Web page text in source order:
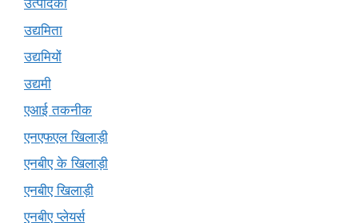
उत्पादकों
उद्यमिता
उद्यमियों
उद्यमी
एआई तकनीक
एनएफएल खिलाड़ी
एनबीए के खिलाड़ी
एनबीए खिलाड़ी
एनबीए प्लेयर्स